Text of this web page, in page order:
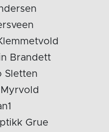
Brandett
Sletten
Grue